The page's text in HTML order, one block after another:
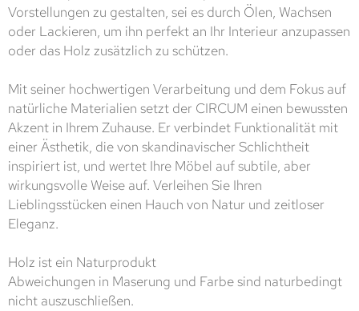
Vorstellungen zu gestalten, sei es durch Ölen, Wachsen
oder Lackieren, um ihn perfekt an Ihr Interieur anzupassen
oder das Holz zusätzlich zu schützen.
Mit seiner hochwertigen Verarbeitung und dem Fokus auf
natürliche Materialien setzt der CIRCUM einen bewussten
Akzent in Ihrem Zuhause. Er verbindet Funktionalität mit
einer Ästhetik, die von skandinavischer Schlichtheit
inspiriert ist, und wertet Ihre Möbel auf subtile, aber
wirkungsvolle Weise auf. Verleihen Sie Ihren
Lieblingsstücken einen Hauch von Natur und zeitloser
Eleganz.
Holz ist ein Naturprodukt
Abweichungen in Maserung und Farbe sind naturbedingt
nicht auszuschließen.